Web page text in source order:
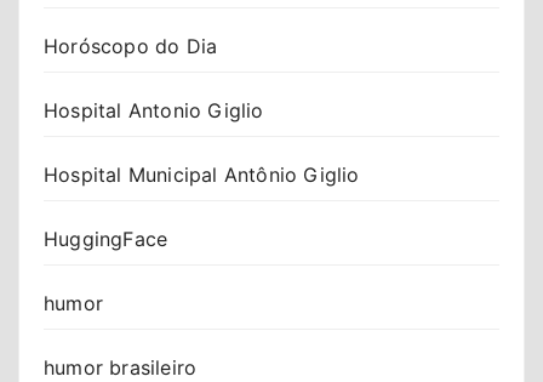
Horóscopo do Dia
Hospital Antonio Giglio
Hospital Municipal Antônio Giglio
HuggingFace
humor
humor brasileiro